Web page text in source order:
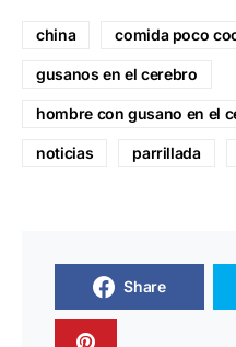
china comida poco
gusanos en el cerebro
hombre con gusano en el
noticias parrillada
Share